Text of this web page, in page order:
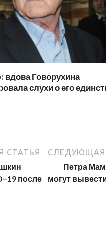
вдова Говорухина
слухи о его
СТАТЬЯ
после
СЛЕДУЮЩАЯ
Петра
могут